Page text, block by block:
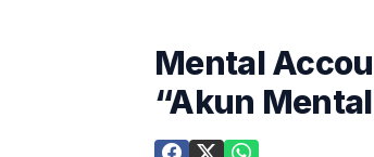
Mental
“Akun